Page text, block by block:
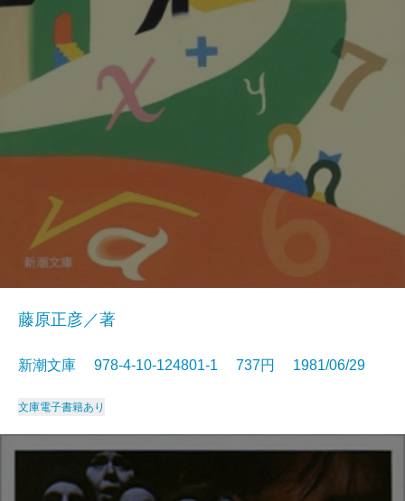
藤原正彦／著
新潮文庫 978-4-10-124801-1 737円 1981/06/29
文庫電子書籍あり